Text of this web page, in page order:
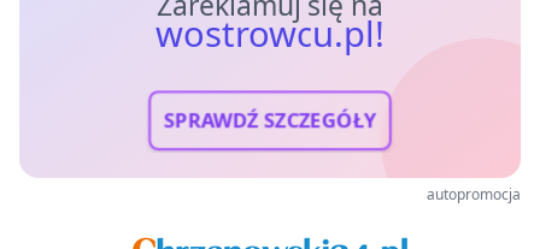
wostrowcu.pl!
SPRAWDŹ SZCZEGÓŁY
autopromocja